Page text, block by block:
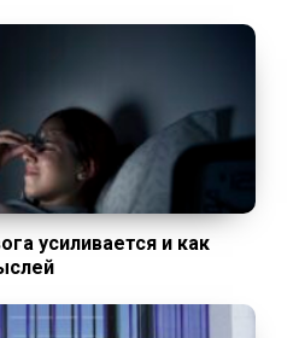
усиливается и как